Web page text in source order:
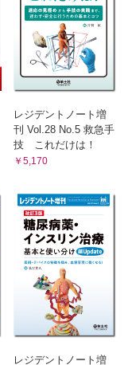
レジデントノート増
刊 Vol.28 No.5 救急手
技 これだけは！
￥5,170
レジデントノート増